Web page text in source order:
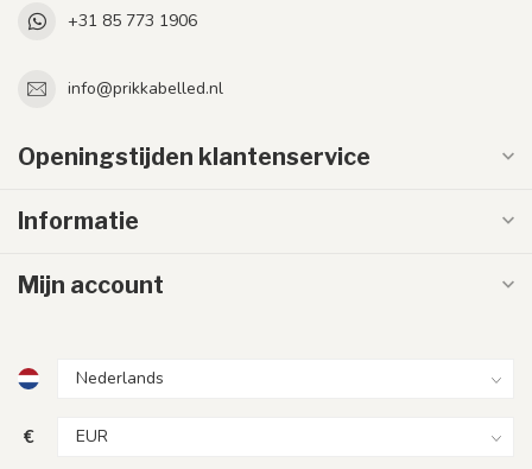
+31 85 773 1906
info@prikkabelled.nl
Openingstijden klantenservice
Informatie
Mijn account
€